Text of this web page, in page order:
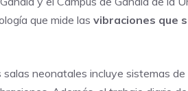
que mide las vibraciones que
neonatales incluye sistemas